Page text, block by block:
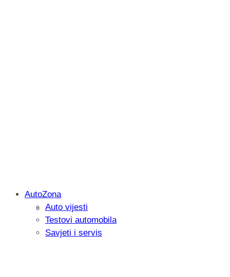
Savjetujemo: Što učiniti kada vaš
AutoZona
Auto vijesti
Testovi automobila
Savjeti i servis